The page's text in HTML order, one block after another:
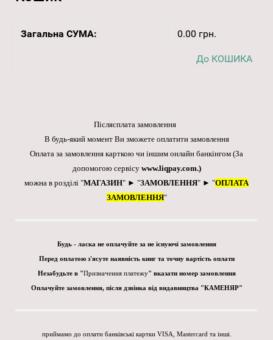
Загальна СУМА: 0.00 грн.
До КОШИКА
Післясплата замовлення
В будь-який момент Ви зможете оплатити замовлення
Оплата за замовлення карткою чи іншим онлайн банкінгом (За
допомогою сервісу www.liqpay.com.)
можна в розділі "МАГАЗИН" ► "ЗАМОВЛЕННЯ" ► "ОПЛАТА
ЗАМОВЛЕННЯ"
Будь - ласка не оплачуйте за не існуючі замовлення
Перед оплатою з'ясуте наявність книг та точну вартість оплати
Незабудьте в "Призначення платежу" вказати номер замовлення
Оплачуйте замовлення, після дзвінка від видавництва "КАМЕНЯР"
приймамо до оплати банківські картки VISA, Mastercard та інші.